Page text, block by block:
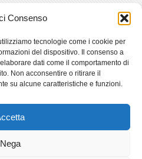
Consenso
tecnologie come i cookie per
del dispositivo. Il consenso a
dati come il comportamento di
Non acconsentire o ritirare il
su alcune caratteristiche e funzioni.
Nega